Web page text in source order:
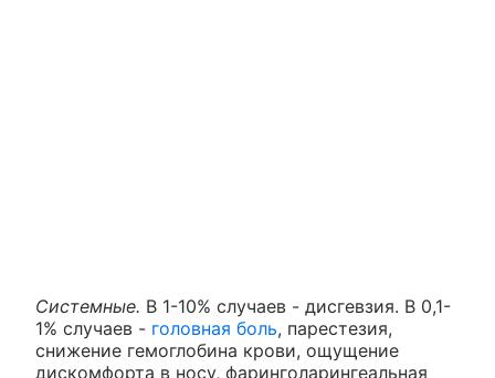
Системные. В 1-10% случаев - дисгевзия. В 0,1-
1% случаев - головная боль, парестезия,
снижение гемоглобина крови, ощущение
дискомфорта в носу, фаринголарингеальная